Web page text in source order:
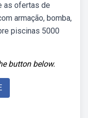
as ofertas de
armação, bomba,
piscinas 5000
button below.